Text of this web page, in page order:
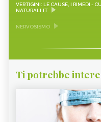
VERTIGINI: LE CAUSE, I RIMEDI -
NATURALI.IT
NERVOSISMO
CALCOLI RENALI
Ti potrebbe